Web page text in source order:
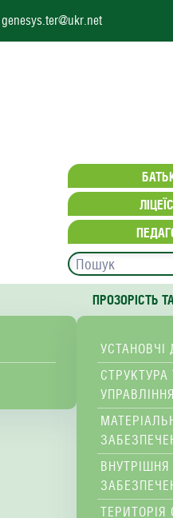
ПРОЗОРІСТЬ
УСТАНОВЧІ
СТРУКТУРА
УПРАВЛІННЯ
ТЕРИТОРІЯ